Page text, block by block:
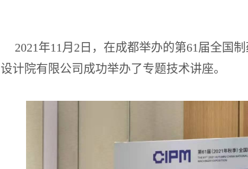
2021年11月2日，在成都举办的第61届全国
设计院有限公司成功举办了专题技术讲座。